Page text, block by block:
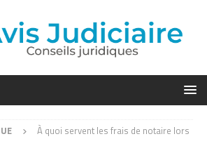
À quoi servent les frais de notaire lors